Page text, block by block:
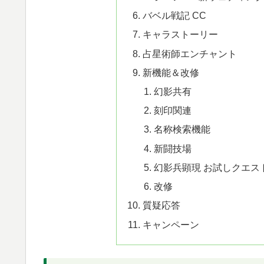
バベル戦記 CC
キャラストーリー
占星術師エンチャント
新機能＆改修
幻影共有
刻印関連
名称検索機能
新闘技場
幻影兵顕現 お試しクエス
改修
質疑応答
キャンペーン